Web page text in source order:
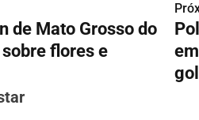
de Mato Grosso do
flores e